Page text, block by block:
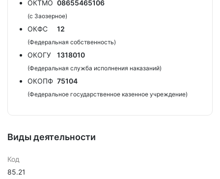
ОКТМО 08655465106
(с Заозерное)
ОКФС 12
(Федеральная собственность)
ОКОГУ 1318010
(Федеральная служба исполнения наказаний)
ОКОПФ 75104
(Федеральное государственное казенное учреждение)
Виды деятельности
Код
85.21